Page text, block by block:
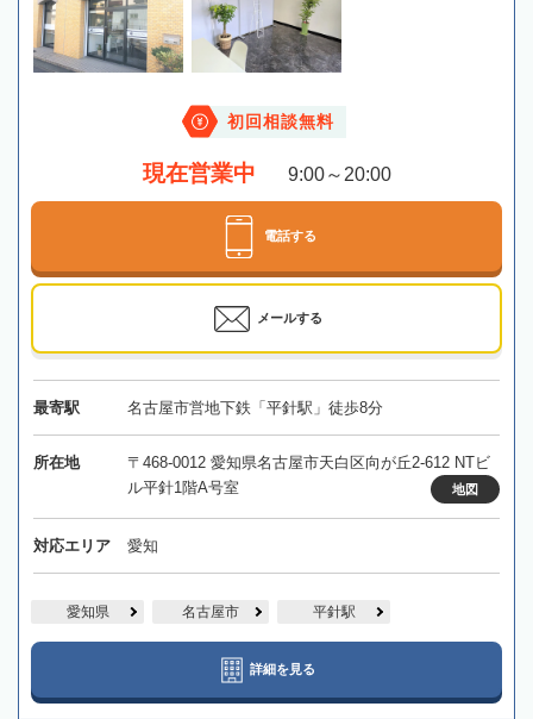
初回相談無料
現在営業中 9:00～20:00
電話する
メールする
最寄駅 名古屋市営地下鉄「平針駅」徒歩8分
所在地
〒468-0012 愛知県名古屋市天白区向が丘2-612 NTビ
ル平針1階A号室
地図
対応エリア 愛知
愛知県 名古屋市 平針駅
詳細を見る